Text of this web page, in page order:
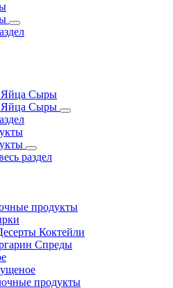
Яйца Сыры
Яйца Сыры
раздел
продукты
Коктейли
Спреды
продукты